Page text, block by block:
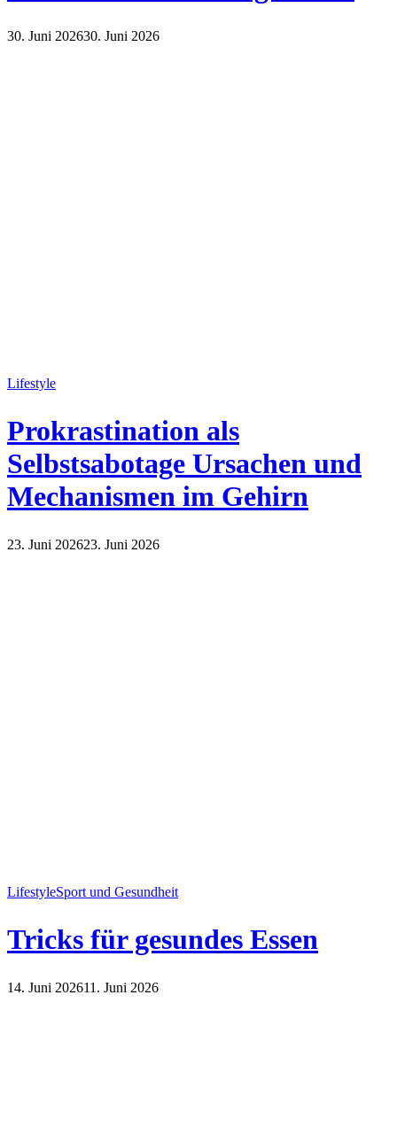
30. Juni 202630. Juni 2026
Lifestyle
Prokrastination als
Selbstsabotage Ursachen und
Mechanismen im Gehirn
23. Juni 202623. Juni 2026
LifestyleSport und Gesundheit
Tricks für gesundes Essen
14. Juni 202611. Juni 2026